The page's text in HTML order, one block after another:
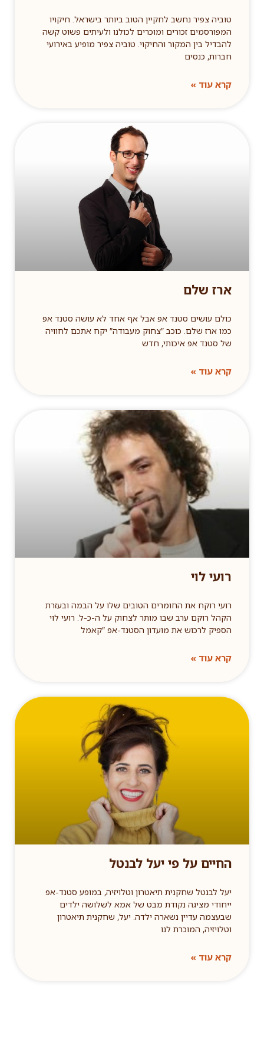
טוביה צפיר נחשב לחקיין הטוב ביותר בישראל. חיקויו
המפורסמים זכורים ומוכרים לכולנו ולעיתים פשוט קשה
להבדיל בין המקור והחיקוי. טוביה צפיר מופיע באירועי
חברות, כנסים
קרא עוד »
ארז שלם
כולם עושים סטנד אפ אבל אף אחד לא עושה סטנד אפ
כמו ארז שלם. כוכב ″צחוק מעבודה″ יקח אתכם לחוויה
של סטנד אפ איכותי, חדש
קרא עוד »
רועי לוי
רועי רוקח את החומרים הטובים שלו על הבמה ובעזרת
הקהל רוקם ערב שבו מותר לצחוק על ה-כ-ל. רועי לוי
הספיק לרכוש את מועדון הסטנד-אפ ″קאמל
קרא עוד »
החיים על פי יעל לבנטל
יעל לבנטל שחקנית תיאטרון וטלויזיה, במופע סטנד-אפ
ייחודי מציגה נקודת מבט של אמא לשלושה ילדים
שבעצמה עדיין נשארה ילדה. יעל, שחקנית תיאטרון
וטלויזיה, המוכרת לנו
קרא עוד »